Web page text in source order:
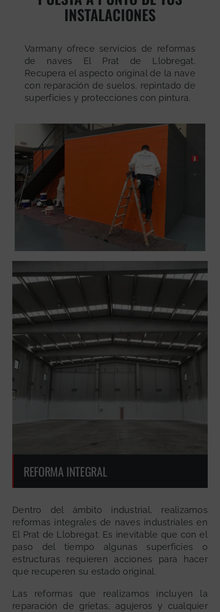
INSTALACIONES
Varmany ofrece servicios de reformas
de naves El Prat de Llobregat.
Recupera el aspecto original de la nave
con reparación de suelos, repintado de
superficies y protecciones con pintura.
REFORMA INTEGRAL
Dentro del ámbito industrial, realizamos
reformas integrales de naves industriales en
El Prat de Llobregat. Es inevitable que con el
paso del tiempo algunas superficies o
estructuras requieren acciones para hacer
que recuperen su estado original.
Las reformas que realizamos incluyen la
reparación de grietas, agujeros y cualquier